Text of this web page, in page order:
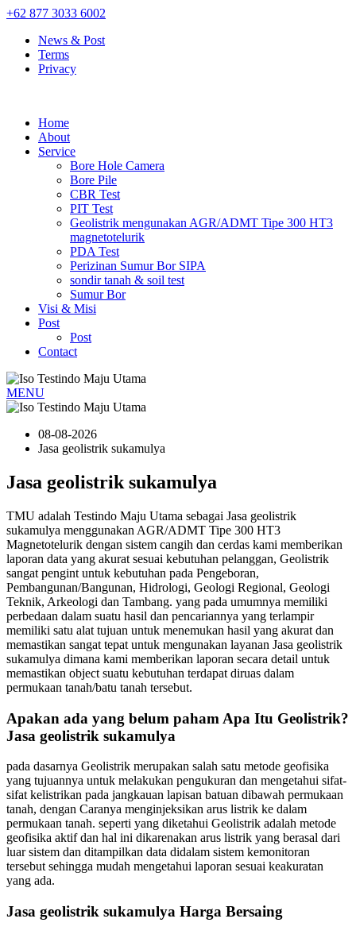
+62 877 3033 6002
News & Post
Terms
Privacy
Home
About
Service
Bore Hole Camera
Bore Pile
CBR Test
PIT Test
Geolistrik mengunakan AGR/ADMT Tipe 300 HT3
magnetotelurik
PDA Test
Perizinan Sumur Bor SIPA
sondir tanah & soil test
Sumur Bor
Visi & Misi
Post
Post
Contact
MENU
08-08-2026
Jasa geolistrik sukamulya
Jasa geolistrik sukamulya
TMU adalah Testindo Maju Utama sebagai Jasa geolistrik
sukamulya menggunakan AGR/ADMT Tipe 300 HT3
Magnetotelurik dengan sistem cangih dan cerdas kami memberikan
laporan data yang akurat sesuai kebutuhan pelanggan, Geolistrik
sangat pengint untuk kebutuhan pada Pengeboran,
Pembangunan/Bangunan, Hidrologi, Geologi Regional, Geologi
Teknik, Arkeologi dan Tambang. yang pada umumnya memiliki
perbedaan dalam suatu hasil dan pencariannya yang terlampir
memiliki satu alat tujuan untuk menemukan hasil yang akurat dan
memastikan sangat tepat untuk mengunakan layanan Jasa geolistrik
sukamulya dimana kami memberikan laporan secara detail untuk
memastikan object suatu kebutuhan terdapat diruas dalam
permukaan tanah/batu tanah tersebut.
Apakan ada yang belum paham Apa Itu Geolistrik?
Jasa geolistrik sukamulya
pada dasarnya Geolistrik merupakan salah satu metode geofisika
yang tujuannya untuk melakukan pengukuran dan mengetahui sifat-
sifat kelistrikan pada jangkauan lapisan batuan dibawah permukaan
tanah, dengan Caranya menginjeksikan arus listrik ke dalam
permukaan tanah. seperti yang diketahui Geolistrik adalah metode
geofisika aktif dan hal ini dikarenakan arus listrik yang berasal dari
luar sistem dan ditampilkan data didalam sistem kemonitoran
tersebut sehingga mudah mengetahui laporan sesuai keakuratan
yang ada.
Jasa geolistrik sukamulya Harga Bersaing